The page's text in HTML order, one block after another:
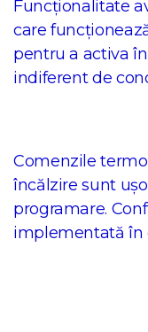
Funcționalitate
care
pentru a activa
indiferent de
Comenzile
încălzire sunt
programare.
implementată în